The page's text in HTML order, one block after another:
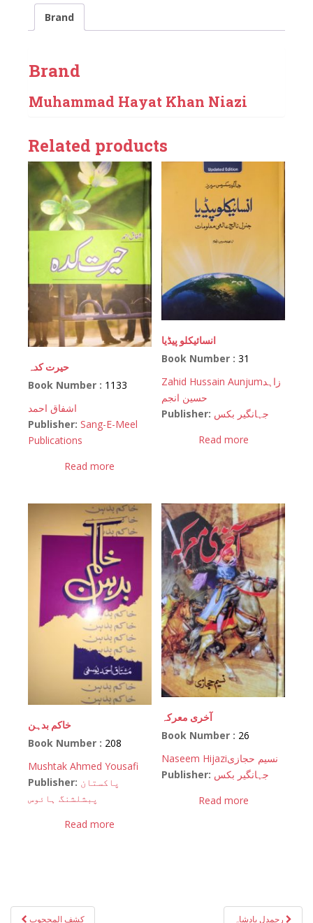
Brand
Brand
Muhammad Hayat Khan Niazi
Related products
حیرت کدہ
Book Number : 1133
اشفاق احمد
Publisher: Sang-E-Meel
Publications
Read more
انسائیکلو پیڈیا
Book Number :31
Zahid Hussain Aunjumزاہد
حسین انجم
Publisher: جہانگیر بکس
Read more
خاکم بدہن
Book Number : 208
Mushtak Ahmed Yousafi
Publisher: پاکستان
پبشلشنگ ہائوس
Read more
آخری معرکہ
Book Number : 26
Naseem Hijaziنسیم حجازی
Publisher: جہانگیر بکس
Read more
Postکشف المحجوب